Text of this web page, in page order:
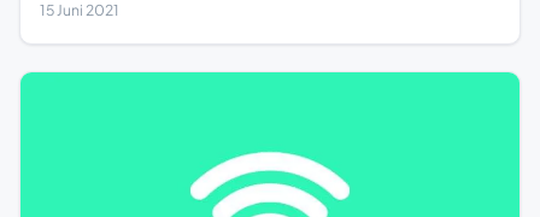
15 Juni 2021